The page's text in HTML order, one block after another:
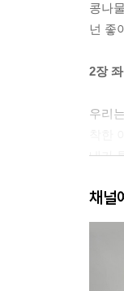
콩나
넌 좋
2장
우리
내가
3장
우리
목소
채널